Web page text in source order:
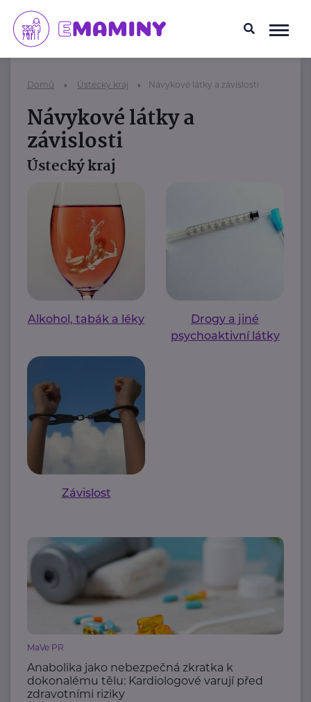
Domů Ústecký kraj Návykové látky a závislosti
Návykové látky a
závislosti
Ústecký kraj
Alkohol, tabák a léky
Drogy a jiné
psychoaktivní látky
Závislost
MaVe PR
Anabolika jako nebezpečná zkratka k
dokonalému tělu: Kardiologové varují před
zdravotními riziky